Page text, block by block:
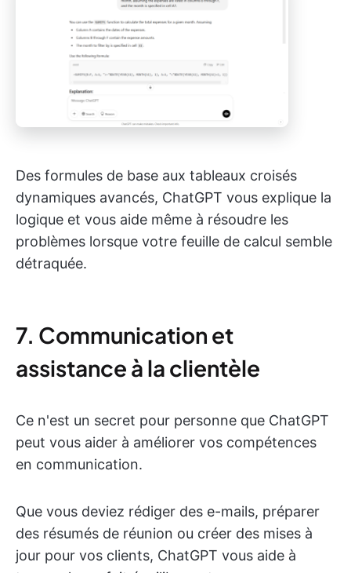
Des formules de base aux tableaux croisés
dynamiques avancés, ChatGPT vous explique la
logique et vous aide même à résoudre les
problèmes lorsque votre feuille de calcul semble
détraquée.
7. Communication et
assistance à la clientèle
Ce n'est un secret pour personne que ChatGPT
peut vous aider à améliorer vos compétences
en communication.
Que vous deviez rédiger des e-mails, préparer
des résumés de réunion ou créer des mises à
jour pour vos clients, ChatGPT vous aide à